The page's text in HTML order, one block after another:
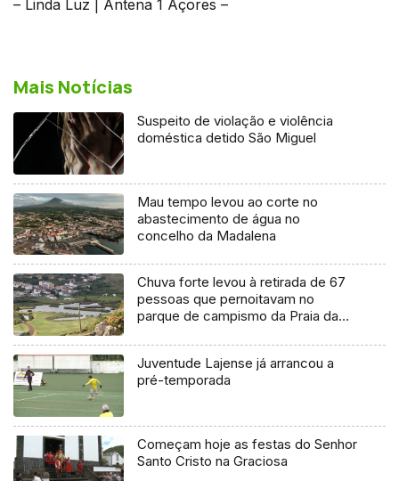
– Linda Luz | Antena 1 Açores –
Mais Notícias
Suspeito de violação e violência
doméstica detido São Miguel
Mau tempo levou ao corte no
abastecimento de água no
concelho da Madalena
Chuva forte levou à retirada de 67
pessoas que pernoitavam no
parque de campismo da Praia da
Juventude Lajense já arrancou a
pré-temporada
Começam hoje as festas do Senhor
Santo Cristo na Graciosa